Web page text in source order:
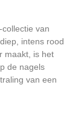
van
intens rood
maakt, is het
de nagels
van een